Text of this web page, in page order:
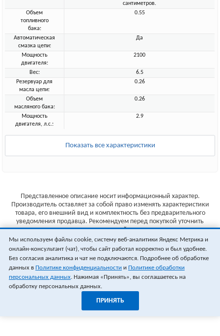
сантиметров.
Объем
топливного
бака:
0.55
Автоматическая
смазка цепи:
Да
Мощность
двигателя:
2100
Вес:
6.5
Резервуар для
масла цепи:
0.26
Объем
масляного бака:
0.26
Мощность
двигателя, л.с.:
2.9
Показать все характеристики
Представленное описание носит информационный характер.
Производитель оставляет за собой право изменять характеристики
товара, его внешний вид и комплектность без предварительного
уведомления продавца. Рекомендуем перед покупкой уточнить
характеристики товара на сайте производителя.
Указанные цены не являются публичной офертой (ст.435 ГК РФ).
Стоимость и наличие товара уточняйте у менеджера.
Мы используем файлы cookie, систему веб-аналитики Яндекс Метрика и
онлайн-консультант (чат), чтобы сайт работал корректно и был удобнее.
Без согласия аналитика и чат не подключаются. Подробнее об обработке
данных в Политике конфиденциальности и Политике обработки
персональных данных. Нажимая «Принять», вы соглашаетесь на
обработку персональных данных.
ПРИНЯТЬ